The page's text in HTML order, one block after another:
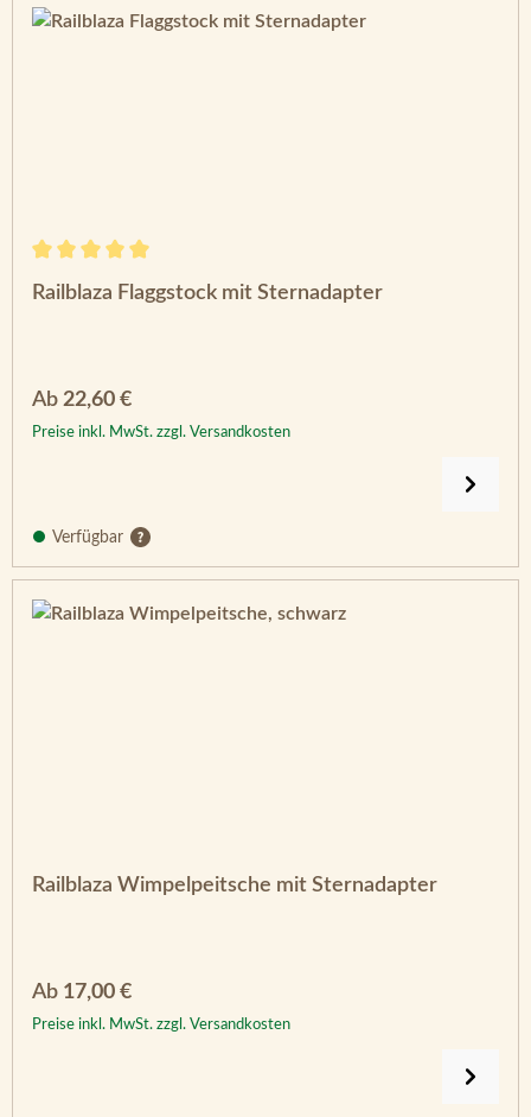
Durchschnittliche Bewertung von 5 von 5 Sternen
Railblaza Flaggstock mit Sternadapter
Regulärer Preis:
Ab 22,60 €
Preise inkl. MwSt. zzgl. Versandkosten
Verfügbar
Railblaza Wimpelpeitsche mit Sternadapter
Regulärer Preis:
Ab 17,00 €
Preise inkl. MwSt. zzgl. Versandkosten